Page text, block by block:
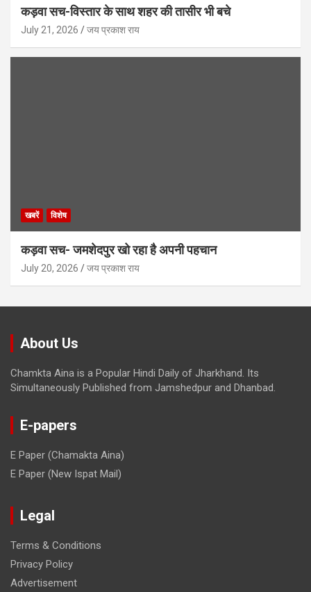
कड़वा सच-विस्तार के साथ शहर की तासीर भी बचे
July 21, 2026 जय प्रकाश राय
खबरें विशेष
कड़वा सच- जमशेदपुर खो रहा है अपनी पहचान
July 20, 2026 जय प्रकाश राय
About Us
Chamkta Aina is a Popular Hindi Daily of Jharkhand. Its
Simultaneously Published from Jamshedpur and Dhanbad.
E-papers
E Paper (Chamakta Aina)
E Paper (New Ispat Mail)
Legal
Terms & Conditions
Privacy Policy
Advertisement